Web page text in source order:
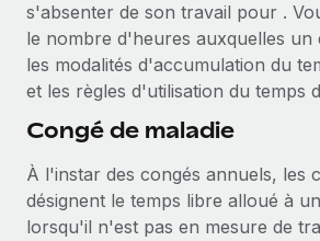
s'absenter de son travail pour .
le nombre d'heures auxquelles un
les modalités d'accumulation du
et les règles d'utilisation du temps
Congé de maladie
À l'instar des congés annuels, les
désignent le temps libre alloué à
lorsqu'il n'est pas en mesure de